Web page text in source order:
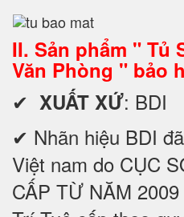
II. Sản phẩm " Tủ
Văn Phòng " bảo
✔ XUẤT XỨ: BDI
✔ Nhãn hiệu BDI
Việt nam do CỤC
CẤP TỪ NĂM